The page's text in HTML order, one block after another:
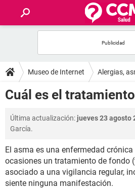
FOROS
SALUD
FAMILIA
BIENESTAR
Museo de Internet Alergias,
Cuál es el
Última actualización: jueves 23 agosto
García.
El asma es una enfermedad
ocasiones un tratamiento de fondo
asociado a una vigilancia regular,
siente ninguna manifestación.